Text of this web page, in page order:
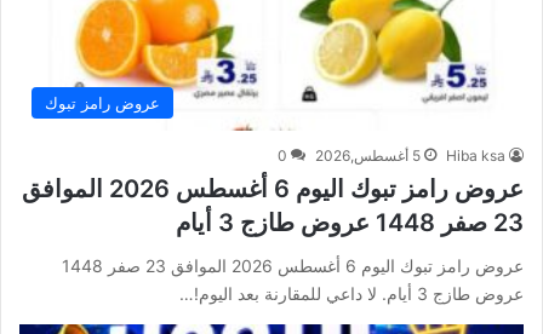
عروض رامز تبوك
Hiba ksa 5 أغسطس,2026 0
عروض رامز تبوك اليوم 6 أغسطس 2026 الموافق
23 صفر 1448 عروض طازج 3 أيام
عروض رامز تبوك اليوم 6 أغسطس 2026 الموافق 23 صفر 1448
عروض طازج 3 أيام. لا داعي للمقارنة بعد اليوم!…